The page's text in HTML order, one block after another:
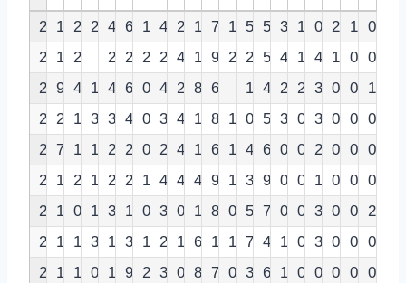
2,003
13 2 2 4 6 1 4 2 12 7 1 5 5 3 1 0 2 1 0
2,004
19 2 2 2 2 2 4 11 9 2 2 5 4 1 4 1 0 0
2,005
9 4 1 4 6 0 4 2 8 6 1 4 2 2 3 0 0
1
2,006
21 1 3 3 4 0 3 4 10 8 1 0 5 3 0 3 0 0 0
2,012
7 1 1 2 2 0 2 4 13 6 1 4 6 0 0 2 0 0 0
2,013
11 2 1 2 2 1 4 4 4 9 1 3 9 0 0 1 0 0 0
2,014
11 0 1 3 1 0 3 0 13 8 0 5 7 0 0 3 0 0 2
2,015
14 1 3 1 3 1 2 1 6 11 1 7 4 1 0 3 0 0 0
2,019
15 1 0 1 9 2 3 0 8 7 0 3 6 1 0 0 0 0 0